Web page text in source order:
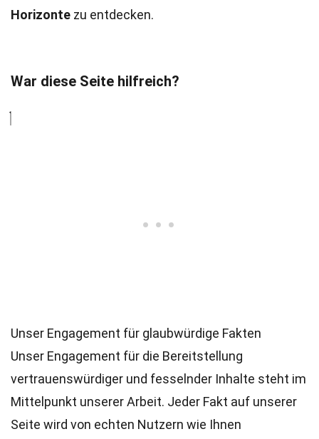
Horizonte zu entdecken.
War diese Seite hilfreich?
Unser Engagement für glaubwürdige Fakten
Unser Engagement für die Bereitstellung
vertrauenswürdiger und fesselnder Inhalte steht im
Mittelpunkt unserer Arbeit. Jeder Fakt auf unserer
Seite wird von echten Nutzern wie Ihnen